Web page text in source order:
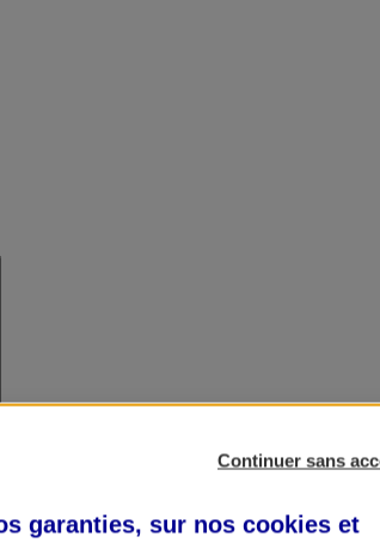
Continuer sans
garanties, sur nos cookies et